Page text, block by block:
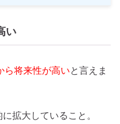
い
ら将来性が高いと言えま
拡大していること。